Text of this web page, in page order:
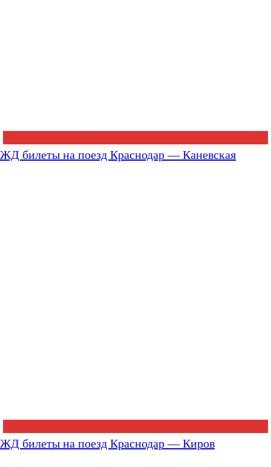
ЖД билеты на поезд Краснодар — Каневская
ЖД билеты на поезд Краснодар — Киров